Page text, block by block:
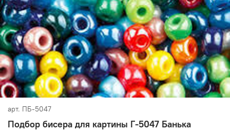
арт. ПБ-5047
Подбор бисера для картины Г-5047 Банька